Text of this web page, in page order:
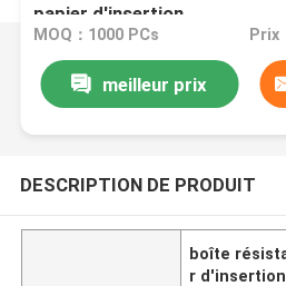
papier d'insertion
MOQ：1000 PCs
meilleur prix
DESCRIPTION DE PRODUIT
boîte
r